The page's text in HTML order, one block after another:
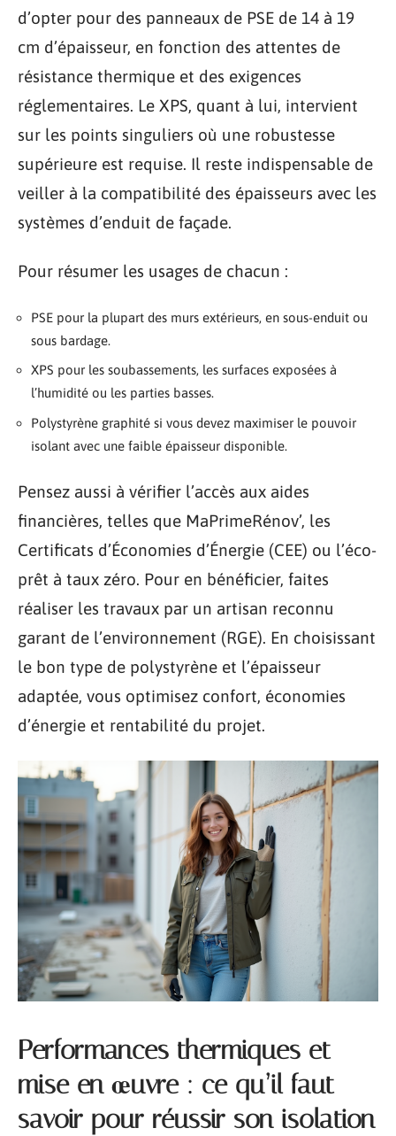
d’opter pour des panneaux de PSE de 14 à 19
cm d’épaisseur, en fonction des attentes de
résistance thermique et des exigences
réglementaires. Le XPS, quant à lui, intervient
sur les points singuliers où une robustesse
supérieure est requise. Il reste indispensable de
veiller à la compatibilité des épaisseurs avec les
systèmes d’enduit de façade.
Pour résumer les usages de chacun :
PSE pour la plupart des murs extérieurs, en sous-enduit ou
sous bardage.
XPS pour les soubassements, les surfaces exposées à
l’humidité ou les parties basses.
Polystyrène graphité si vous devez maximiser le pouvoir
isolant avec une faible épaisseur disponible.
Pensez aussi à vérifier l’accès aux aides
financières, telles que MaPrimeRénov’, les
Certificats d’Économies d’Énergie (CEE) ou l’éco-
prêt à taux zéro. Pour en bénéficier, faites
réaliser les travaux par un artisan reconnu
garant de l’environnement (RGE). En choisissant
le bon type de polystyrène et l’épaisseur
adaptée, vous optimisez confort, économies
d’énergie et rentabilité du projet.
Performances thermiques et
mise en œuvre : ce qu’il faut
savoir pour réussir son isolation